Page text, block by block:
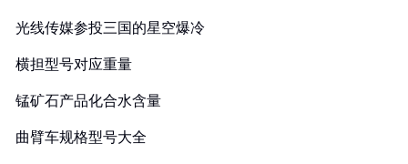
光线传媒参投三国的星空爆冷
横担型号对应重量
锰矿石产品化合水含量
曲臂车规格型号大全